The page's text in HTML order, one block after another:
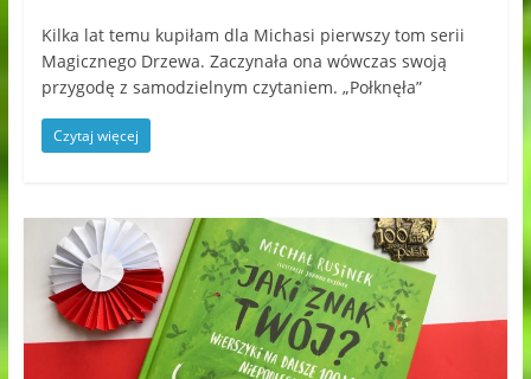
Kilka lat temu kupiłam dla Michasi pierwszy tom serii
Magicznego Drzewa. Zaczynała ona wówczas swoją
przygodę z samodzielnym czytaniem. „Połknęła”
Czytaj więcej